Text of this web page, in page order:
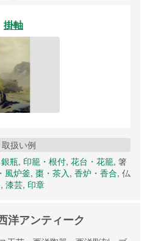
掛軸
扱い例
瓶, 印籠・根付, 花台・花籠, 箸
風炉釜, 棗・茶入, 香炉・香合, 仏
, 漆芸, 印章
洋アンティーク